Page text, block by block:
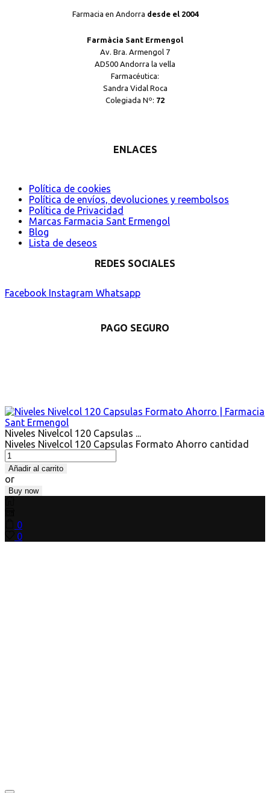
Farmacia en Andorra desde el 2004
Farmàcia Sant Ermengol
Av. Bra. Armengol 7
AD500 Andorra la vella
Farmacéutica:
Sandra Vidal Roca
Colegiada Nº: 72
ENLACES
Política de cookies
Política de envíos, devoluciones y reembolsos
Política de Privacidad
Marcas Farmacia Sant Ermengol
Blog
Lista de deseos
REDES SOCIALES
Facebook Instagram Whatsapp
PAGO SEGURO
Niveles Nivelcol 120 Capsulas ...
Niveles Nivelcol 120 Capsulas Formato Ahorro cantidad
Añadir al carrito
or
Buy now
0
0